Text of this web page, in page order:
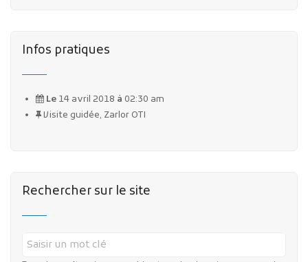
Infos pratiques
Le14 avril 2018 à 02:30 am
Visite guidée, Zarlor OTI
Rechercher sur le site